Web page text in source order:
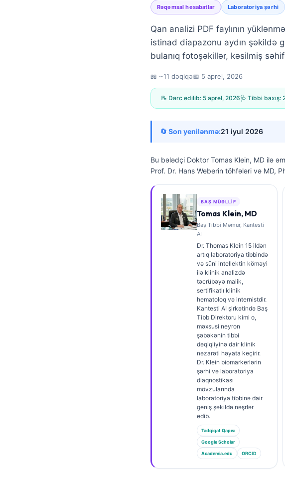
Rəqəmsal hesabatlar Laboratoriya şərhi
Qan analizi PDF faylının
istinad diapazonu aydın şəkildə
bulanıq fotoşəkillər, kəsilmiş
📖 ~11 dəqiqə📅 5 aprel, 2026
📝 Dərc edilib: 5 aprel, 2026🩺 Tibbi baxış:
🔄 Son yenilənmə:21 iyul 2026
Bu bələdçi Doktor Tomas Klein, MD ilə
Prof. Dr. Hans Weberin töhfələri və MD,
BAŞ MÜƏLLIF
Tomas Klein, MD
Baş Tibbi Məmur, Kantesti
AI
Dr. Thomas Klein 15 ildən
artıq laboratoriya tibbində
və süni intellektin köməyi
ilə klinik analizdə
təcrübəyə malik,
sertifikatlı klinik
hematoloq və internistdir.
Kantesti AI şirkətində Baş
Tibb Direktoru kimi o,
məxsusi neyron
şəbəkənin tibbi
dəqiqliyinə dair klinik
nəzarəti həyata keçirir.
Dr. Klein biomarkerlərin
şərhi və laboratoriya
diaqnostikası
mövzularında
laboratoriya tibbinə dair
geniş şəkildə nəşrlər
edib.
Tədqiqat Qapısı
Google Scholar
Academia.edu ORCID